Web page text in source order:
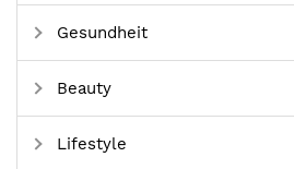
Gesundheit
Beauty
Lifestyle